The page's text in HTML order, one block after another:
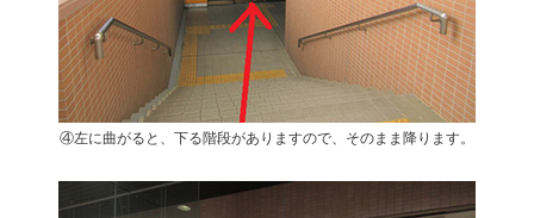
④左に曲がると、下る階段がありますので、そのまま降ります。